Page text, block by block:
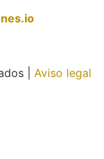
| Aviso legal